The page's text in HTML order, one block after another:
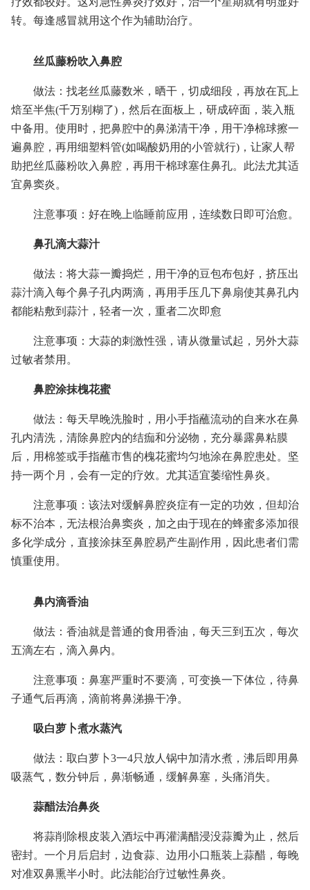
转。每逢感冒就用这个作为辅助治疗。
丝瓜藤粉吹入鼻腔
做法：找老丝瓜藤数米，晒干，切成细段，再放在瓦上
焙至半焦(千万别糊了)，然后在面板上，研成碎面，装入瓶
中备用。使用时，把鼻腔中的鼻涕清干净，用干净棉球擦一
遍鼻腔，再用细塑料管(如喝酸奶用的小管就行)，让家人帮
助把丝瓜藤粉吹入鼻腔，再用干棉球塞住鼻孔。此法尤其适
宜鼻窦炎。
注意事项：好在晚上临睡前应用，连续数日即可治愈。
鼻孔滴大蒜汁
做法：将大蒜一瓣捣烂，用干净的豆包布包好，挤压出
蒜汁滴入每个鼻子孔内两滴，再用手压几下鼻扇使其鼻孔内
都能粘敷到蒜汁，轻者一次，重者二次即愈
注意事项：大蒜的刺激性强，请从微量试起，另外大蒜
过敏者禁用。
鼻腔涂抹槐花蜜
做法：每天早晚洗脸时，用小手指蘸流动的自来水在鼻
孔内清洗，清除鼻腔内的结痂和分泌物，充分暴露鼻粘膜
后，用棉签或手指蘸市售的槐花蜜均匀地涂在鼻腔患处。坚
持一两个月，会有一定的疗效。尤其适宜萎缩性鼻炎。
注意事项：该法对缓解鼻腔炎症有一定的功效，但却治
标不治本，无法根治鼻窦炎，加之由于现在的蜂蜜多添加很
多化学成分，直接涂抹至鼻腔易产生副作用，因此患者们需
慎重使用。
鼻内滴香油
做法：香油就是普通的食用香油，每天三到五次，每次
五滴左右，滴入鼻内。
注意事项：鼻塞严重时不要滴，可变换一下体位，待鼻
子通气后再滴，滴前将鼻涕擤干净。
吸白萝卜煮水蒸汽
做法：取白萝卜3一4只放人锅中加清水煮，沸后即用鼻
吸蒸气，数分钟后，鼻渐畅通，缓解鼻塞，头痛消失。
蒜醋法治鼻炎
将蒜削除根皮装入酒坛中再灌满醋浸没蒜瓣为止，然后
密封。一个月后启封，边食蒜、边用小口瓶装上蒜醋，每晚
对准双鼻熏半小时。此法能治疗过敏性鼻炎。